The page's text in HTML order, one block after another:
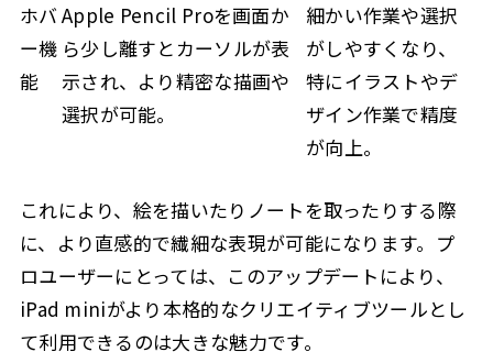
ホバ
ー機
能
Apple Pencil Proを画面か
ら少し離すとカーソルが表
示され、より精密な描画や
選択が可能。
細かい作業や選択
がしやすくなり、
特にイラストやデ
ザイン作業で精度
が向上。
これにより、絵を描いたりノートを取ったりする際
に、より直感的で繊細な表現が可能になります。プ
ロユーザーにとっては、このアップデートにより、
iPad miniがより本格的なクリエイティブツールとし
て利用できるのは大きな魅力です。